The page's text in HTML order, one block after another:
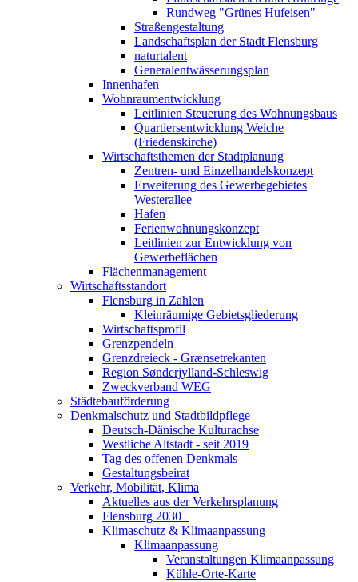
Rundweg "Grünes Hufeisen"
Straßengestaltung
Landschaftsplan der Stadt Flensburg
naturtalent
Generalentwässerungsplan
Innenhafen
Wohnraumentwicklung
Leitlinien Steuerung des Wohnungsbaus
Quartiersentwicklung Weiche
(Friedenskirche)
Wirtschaftsthemen der Stadtplanung
Zentren- und Einzelhandelskonzept
Erweiterung des Gewerbegebietes
Westerallee
Hafen
Ferienwohnungskonzept
Leitlinien zur Entwicklung von
Gewerbeflächen
Flächenmanagement
Wirtschaftsstandort
Flensburg in Zahlen
Kleinräumige Gebietsgliederung
Wirtschaftsprofil
Grenzpendeln
Grenzdreieck - Grænsetrekanten
Region Sønderjylland-Schleswig
Zweckverband WEG
Städtebauförderung
Denkmalschutz und Stadtbildpflege
Deutsch-Dänische Kulturachse
Westliche Altstadt - seit 2019
Tag des offenen Denkmals
Gestaltungsbeirat
Verkehr, Mobilität, Klima
Aktuelles aus der Verkehrsplanung
Flensburg 2030+
Klimaschutz & Klimaanpassung
Klimaanpassung
Veranstaltungen Klimaanpassung
Kühle-Orte-Karte